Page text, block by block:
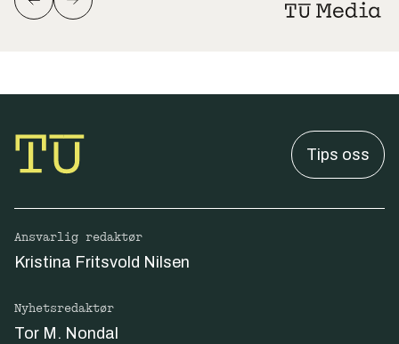
Tips oss
Ansvarlig redaktør
Kristina Fritsvold Nilsen
Nyhetsredaktør
Tor M. Nondal